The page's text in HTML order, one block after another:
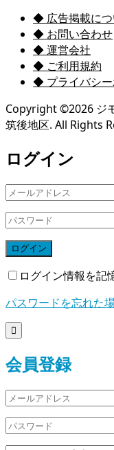
◆ 広告掲載につ
◆ お問い合わせ
◆ 運営会社
◆ ご利用規約
◆ プライバシー
Copyright ©2026 ジ
筑後地区. All Rights
ログイン
ログイン
ログイン情報を記
パスワードを忘れた

会員登録